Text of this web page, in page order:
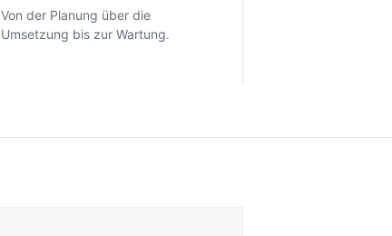
Von der Planung über die
Umsetzung bis zur Wartung.